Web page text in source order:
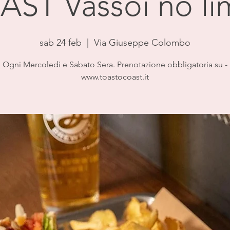
sab 24 feb Via Giuseppe Colombo
Ogni Mercoledì e Sabato Sera. Prenotazione obbligatoria su -
www.toastocoast.it